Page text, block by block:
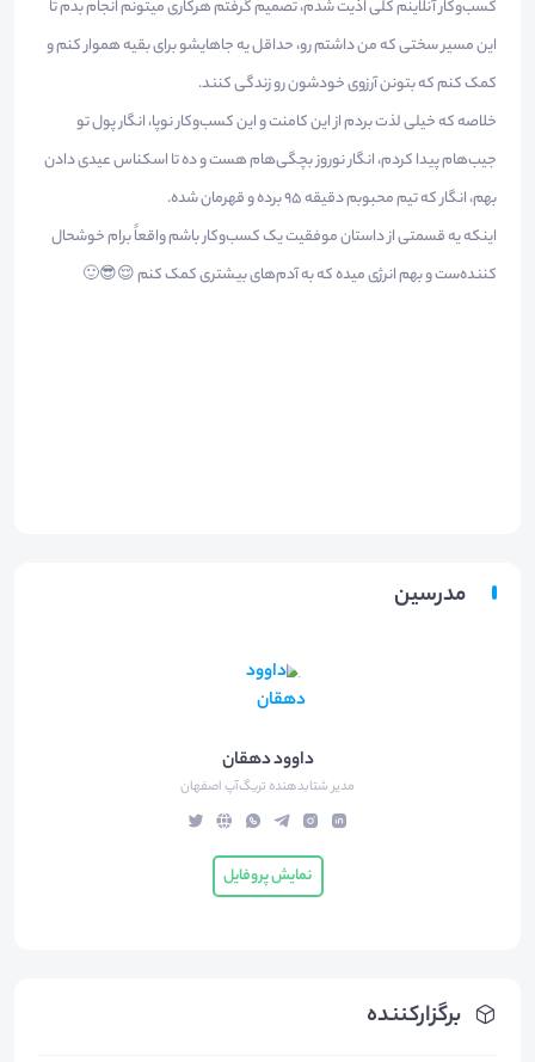
برگزارکننده
کسب‌وکار آنلاینم کلی اذیت شدم، تصمیم گرفتم هرکاری میتونم انجام بدم تا
این مسیر سختی که من داشتم رو، حداقل یه جاهایشو برای بقیه هموار کنم و
کمک کنم که بتونن آرزوی خودشون رو زندگی کنند.
خلاصه که خیلی لذت بردم از این کامنت و‌ این کسب‌وکار نوپا، انگار پول تو
جیب‌هام پیدا کردم، انگار نوروز بچگی‌هام هست و ده تا اسکناس عیدی دادن
بهم، انگار که تیم محبوبم دقیقه ۹۵ برده و قهرمان شده.
اینکه یه قسمتی از داستان موفقیت یک کسب‌وکار باشم واقعاً برام خوشحال
کننده‌ست و بهم انرژی میده که به آدم‌های بیشتری کمک کنم 😌😎🙂
مدرسین
داوود دهقان
مدیر شتابدهنده تریگ‌آپ اصفهان
نمایش پروفایل